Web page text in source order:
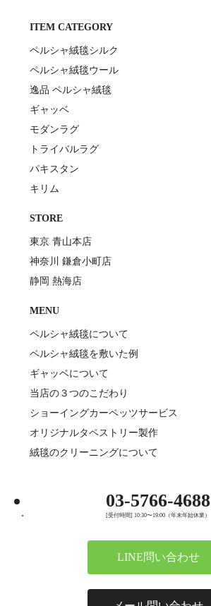
ITEM CATEGORY
ペルシャ絨毯シルク
ペルシャ絨毯ウール
逸品 ペルシャ絨毯
ギャッベ
モダンラグ
トライバルラグ
パキスタン
キリム
STORE
東京 青山本店
神奈川 鎌倉小町店
静岡 熱海店
MENU
ペルシャ絨毯について
ペルシャ絨毯を敷いた例
ギャッベについて
当店の３つのこだわり
ショーイングカーペッツサービス
オリジナルタペストリー製作
絨毯のクリーニングについて
03-5766-4688
[受付時間] 10:30〜19:00（年末年始休業）
LINE問い合わせ